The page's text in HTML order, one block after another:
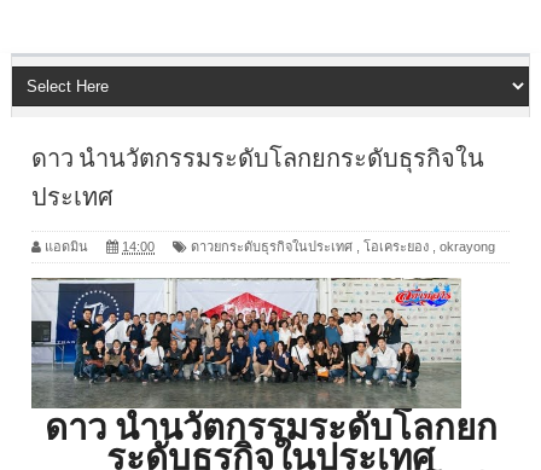
ดาว นำนวัตกรรมระดับโลกยกระดับธุรกิจใน
ประเทศ
แอดมิน 14:00 ดาวยกระดับธุรกิจในประเทศ โอเคระยอง okrayong
ดาว นำนวัตกรรมระดับโลกยก
ระดับธุรกิจในประเทศ